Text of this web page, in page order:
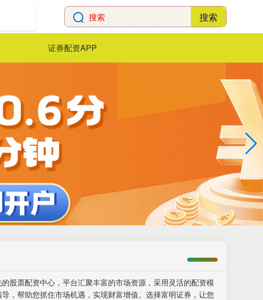
搜索
证券配资APP
股票配资中心，平台汇聚丰富的市场资源，采用灵活的配资模
，帮助您抓住市场机遇，实现财富增值。选择富明证券，让您